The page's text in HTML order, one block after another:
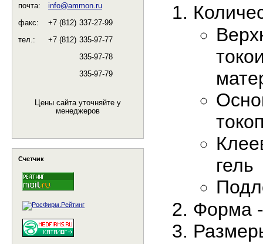
почта:
info@ammon.ru
факс:
+7 (812) 337-27-99
тел.:
+7 (812) 335-97-77
335-97-78
335-97-79
Цены сайта уточняйте у
менеджеров
Счетчик
гель
Форма